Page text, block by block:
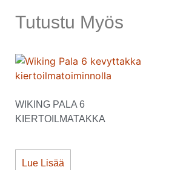
Tutustu Myös
WIKING PALA 6
KIERTOILMATAKKA
Lue Lisää